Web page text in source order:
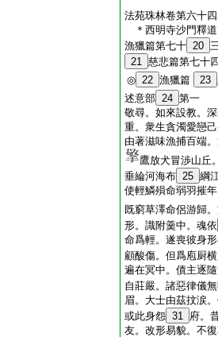
法苑珠林卷第六十四
＊西明寺沙門釋
漁獵篇第七十 20
21 慈悲篇第七十
◎ 22 漁獵篇 23
述意部 24 第一
敬尋。如來設教。
重。衆生貪濁愛戀
由著滋味漁捕百端
鷹放犬冒渉山丘
垂綸河海布 25 綱
使輕鱗殞命弱羽摧
既窮草澤命侶游歸
形。識附羹中。魂依
命爲輕。遂喪彼身
顧酸傷。但爲庖厨
遍在冥中。債主逐
自莊嚴。諸惡律儀
眉。大士由茲抆涙
或此身怨 31 府。
友。改形易貌。不